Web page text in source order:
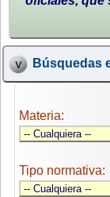
Búsquedas
Materia:
Tipo normativa: